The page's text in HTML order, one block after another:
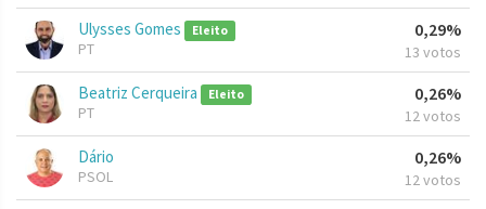
Ulysses Gomes Eleito
PT
0,29%
13 votos
Beatriz Cerqueira Eleito
PT
0,26%
12 votos
Dário
PSOL
0,26%
12 votos